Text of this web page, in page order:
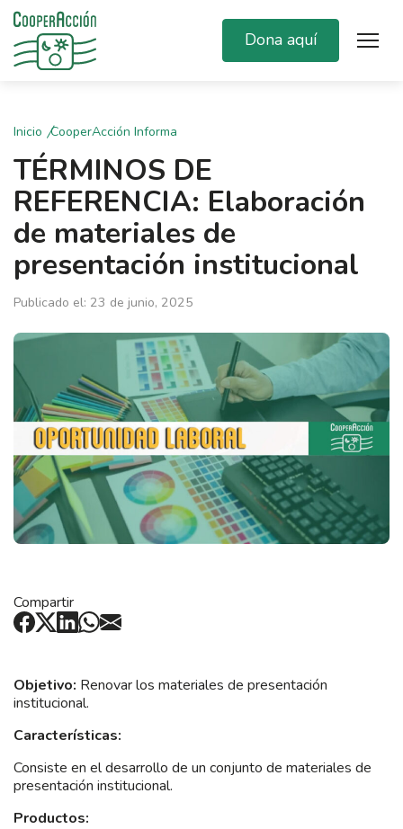
Dona aquí
Inicio CooperAcción Informa
TÉRMINOS DE
REFERENCIA: Elaboración
de materiales de
presentación institucional
Publicado el: 23 de junio, 2025
Compartir
Objetivo: Renovar los materiales de presentación
institucional.
Características:
Consiste en el desarrollo de un conjunto de materiales de
presentación institucional.
Productos: